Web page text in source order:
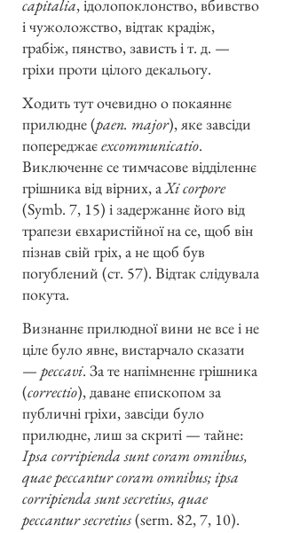
capitalia, ідолопоклонство, вбивство
і чужоложство, відтак крадіж,
грабіж, пянство, зависть і т. д. —
гріхи проти цілого декальогу.
Ходить тут очевидно о покаяннє
прилюдне (paen. major), яке завсіди
попереджаєexcommunicatio.
Виключеннє се тимчасове відділеннє
грішника від вірних, аXi corpore
(Symb. 7, 15) і задержаннє його від
трапези євхаристійної на се, щоб він
пізнав свій гріх, а не щоб був
погублений (ст. 57). Відтак слідувала
покута.
Визнаннє прилюдної вини не все і не
ціле було явне, вистарчало сказати
— peccavi. За те напімненнє грішника
(correctio), даване єпископом за
публичні гріхи, завсіди було
прилюдне, лиш за скриті — тайне:
Ipsa corripienda sunt coram omnibus,
quae peccantur coram omnibus; ipsa
corripienda sunt secretius, quae
peccantur secretius(serm. 82, 7, 10).